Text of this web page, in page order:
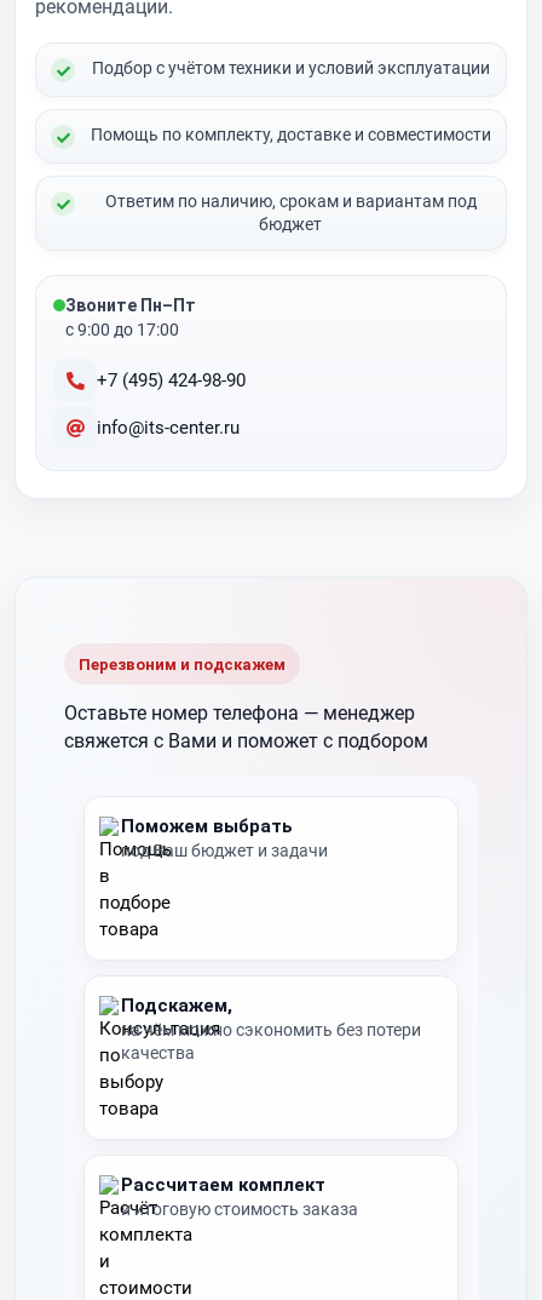
рекомендации.
Подбор с учётом техники и условий эксплуатации
Помощь по комплекту, доставке и совместимости
Ответим по наличию, срокам и вариантам под
бюджет
Звоните Пн–Пт
с 9:00 до 17:00
+7 (495) 424-98-90
info@its-center.ru
Перезвоним и подскажем
Оставьте номер телефона — менеджер
свяжется с Вами и поможет с подбором
Поможем выбрать
под Ваш бюджет и задачи
Подскажем,
на чём можно сэкономить без потери
качества
Рассчитаем комплект
и итоговую стоимость заказа